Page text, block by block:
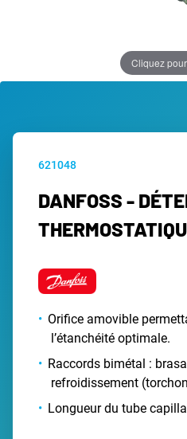
Cliquez
621048
DANFOSS -
Orifice amovible
l’étanchéité optimale.
Raccords bimétal :
refroidissement
Longueur du tube